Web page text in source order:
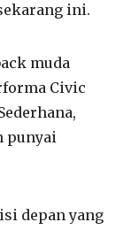
ini.
muda
Civic
punyai
depan yang